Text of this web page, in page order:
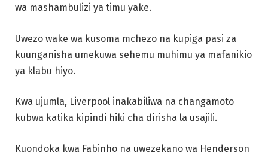
wa mashambulizi ya timu yake.
Uwezo wake wa kusoma mchezo na kupiga pasi za
kuunganisha umekuwa sehemu muhimu ya mafanikio
ya klabu hiyo.
Kwa ujumla, Liverpool inakabiliwa na changamoto
kubwa katika kipindi hiki cha dirisha la usajili.
Kuondoka kwa Fabinho na uwezekano wa Henderson